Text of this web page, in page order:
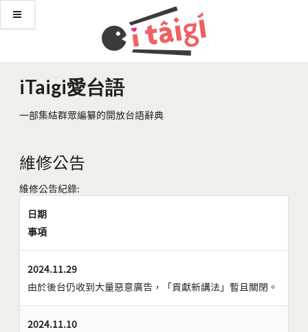
iTaigi愛台語
一部集結群眾編纂的開放台語辭典
維修公告
維修公告紀錄:
日期
事項
2024.11.29
由於後台仍收到大量惡意廣告，「貢獻新講法」暫且關閉。
2024.11.10